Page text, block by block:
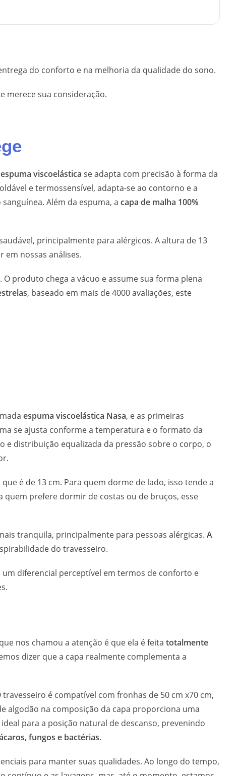
do conforto e na melhoria da qualidade do sono.
merece sua consideração.
espuma viscoelástica se adapta com precisão à forma da
e termossensível, adapta-se ao contorno e a
Além da espuma, a capa de malha 100%
principalmente para alérgicos. A altura de 13
nossas análises.
produto chega a vácuo e assume sua forma plena
, baseado em mais de 4000 avaliações, este
espuma viscoelástica Nasa, e as primeiras
se ajusta conforme a temperatura e o formato da
e distribuição equalizada da pressão sobre o corpo, o
é de 13 cm. Para quem dorme de lado, isso tende a
prefere dormir de costas ou de bruços, esse
tranquila, principalmente para pessoas alérgicas. A
do travesseiro.
diferencial perceptível em termos de conforto e
nos chamou a atenção é que ela é feita totalmente
dizer que a capa realmente complementa a
é compatível com fronhas de 50 cm x70 cm,
algodão na composição da capa proporciona uma
para a posição natural de descanso, prevenindo
fungos e bactérias.
para manter suas qualidades. Ao longo do tempo,